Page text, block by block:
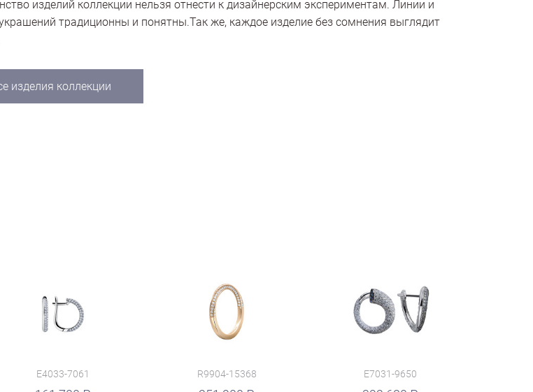
изделий коллекции нельзя отнести к дизайнерским экспериментам. Линии и
традиционны и понятны.Так же, каждое изделие без сомнения выглядит
изделия коллекции
E4033-7061 R9904-15368 E7031-9650